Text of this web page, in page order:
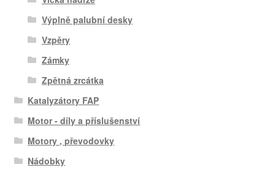
Výplně palubní desky
Vzpěry
Zámky
Zpětná zrcátka
Katalyzátory FAP
Motor - díly a příslušenství
Motory , převodovky
Nádobky